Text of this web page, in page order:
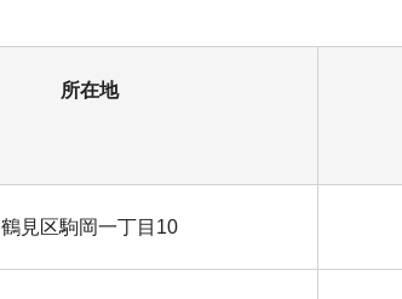
所在地
鶴見区駒岡一丁目10